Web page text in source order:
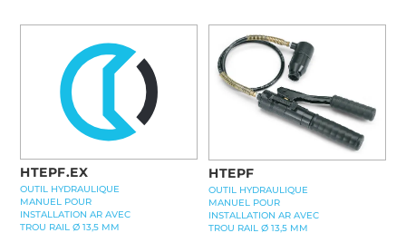
HTEPF.EX
OUTIL HYDRAULIQUE
MANUEL POUR
INSTALLATION AR AVEC
TROU RAIL Ø 13,5 MM
HTEPF
OUTIL HYDRAULIQUE
MANUEL POUR
INSTALLATION AR AVEC
TROU RAIL Ø 13,5 MM